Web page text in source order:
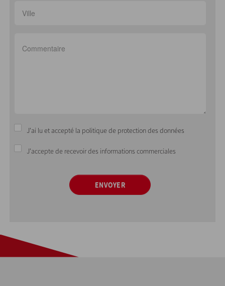
J'ai lu et accepté la politique de protection des données
J'accepte de recevoir des informations commerciales
ENVOYER